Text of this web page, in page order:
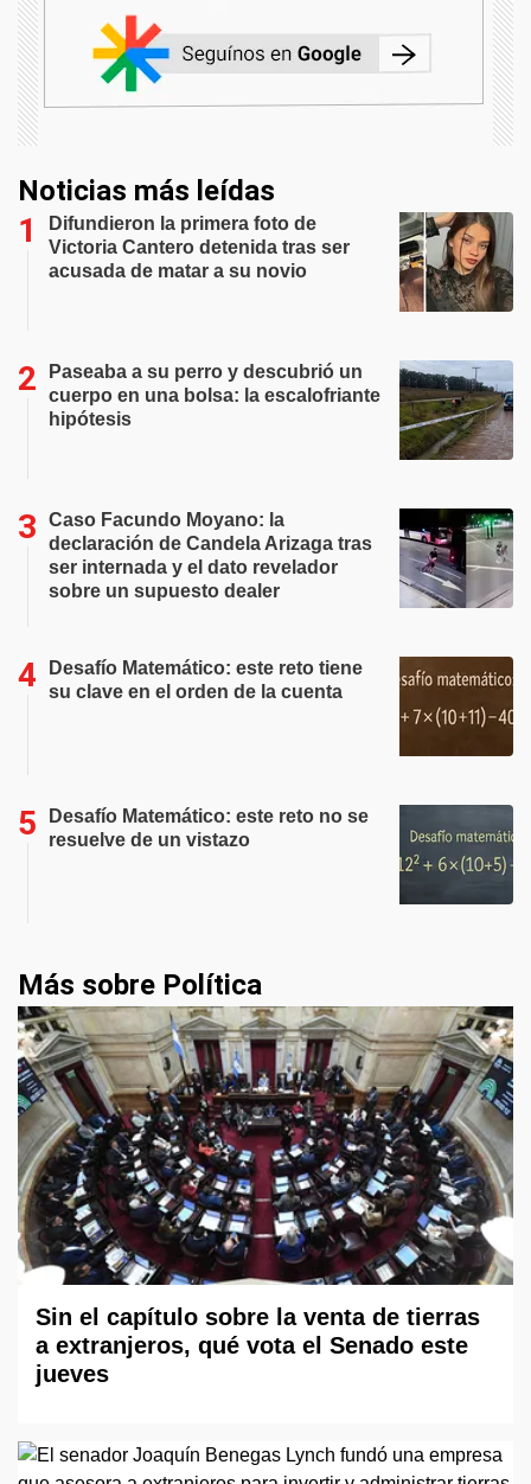
Noticias más leídas
Difundieron la primera foto de
Victoria Cantero detenida tras ser
acusada de matar a su novio
Paseaba a su perro y descubrió un
cuerpo en una bolsa: la escalofriante
hipótesis
Caso Facundo Moyano: la
declaración de Candela Arizaga tras
ser internada y el dato revelador
sobre un supuesto dealer
Desafío Matemático: este reto tiene
su clave en el orden de la cuenta
Desafío Matemático: este reto no se
resuelve de un vistazo
Más sobre Política
Sin el capítulo sobre la venta de tierras
a extranjeros, qué vota el Senado este
jueves